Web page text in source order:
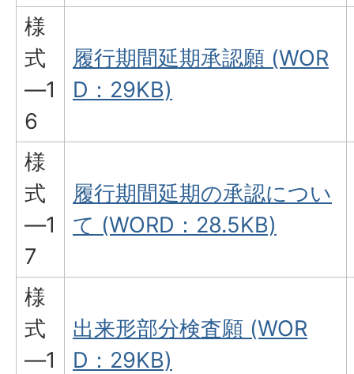
様
式
―1
6
履行期間延期承認願 (WOR
D：29KB)
様
式
―1
7
履行期間延期の承認につい
て (WORD：28.5KB)
様
式
―1
出来形部分検査願 (WOR
D：29KB)